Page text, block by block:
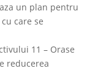
un plan pentru
care se
11 – Orase
reducerea